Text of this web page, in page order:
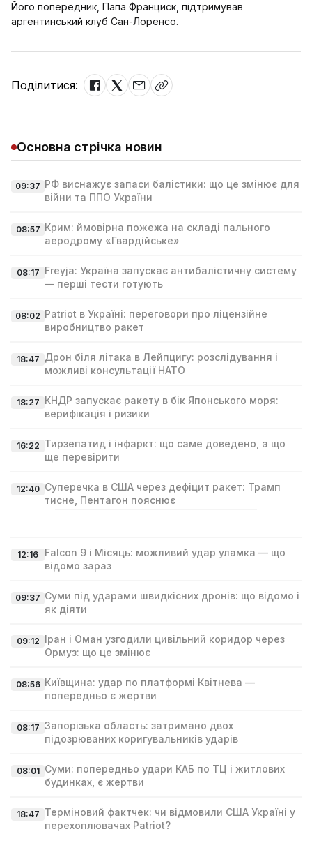
Його попередник, Папа Франциск, підтримував
аргентинський клуб Сан-Лоренсо.
Поділитися:
Основна стрічка новин
09:37 РФ виснажує запаси балістики: що це змінює для
війни та ППО України
08:57 Крим: ймовірна пожежа на складі пального
аеродрому «Гвардійське»
08:17 Freyja: Україна запускає антибалістичну систему
— перші тести готують
08:02 Patriot в Україні: переговори про ліцензійне
виробництво ракет
18:47 Дрон біля літака в Лейпцигу: розслідування і
можливі консультації НАТО
18:27 КНДР запускає ракету в бік Японського моря:
верифікація і ризики
16:22 Тирзепатид і інфаркт: що саме доведено, а що
ще перевірити
12:40 Суперечка в США через дефіцит ракет: Трамп
тисне, Пентагон пояснює
12:16
Falcon 9 і Місяць: можливий удар уламка — що
відомо зараз
09:37 Суми під ударами швидкісних дронів: що відомо і
як діяти
09:12 Іран і Оман узгодили цивільний коридор через
Ормуз: що це змінює
08:56 Київщина: удар по платформі Квітнева —
попередньо є жертви
08:17 Запорізька область: затримано двох
підозрюваних коригувальників ударів
08:01 Суми: попередньо удари КАБ по ТЦ і житлових
будинках, є жертви
18:47 Терміновий фактчек: чи відмовили США Україні у
перехоплювачах Patriot?